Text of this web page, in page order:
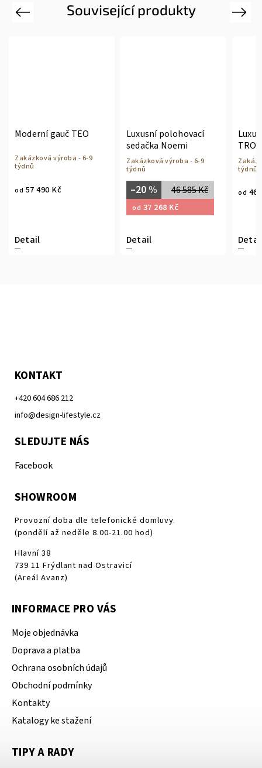
Související produkty
Previous
Moderní gauč TEO
Zakázková výroba - 6-9
týdnů
od 57 490 Kč
Detail
Luxusní polohovací
sedačka Noemi
Zakázková výroba - 6-9
týdnů
46 585 Kč
–20 %
od 37 268 Kč
Detail
týdnů
od 46
Next
KONTAKT
+420 604 686 212
info@design-lifestyle.cz
SLEDUJTE NÁS
Facebook
SHOWROOM
Provozní doba dle telefonické domluvy.
(pondělí až neděle 8.00-21.00 hod)
Hlavní 38
739 11 Frýdlant nad Ostravicí
(Areál Avanz)
INFORMACE PRO VÁS
Moje objednávka
Doprava a platba
Ochrana osobních údajů
Obchodní podmínky
Kontakty
Katalogy ke stažení
TIPY A RADY